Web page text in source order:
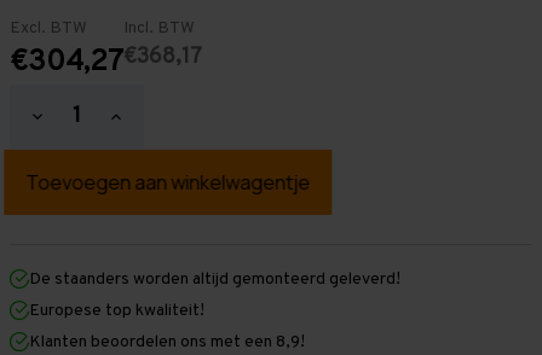
Excl. BTW
€304,27
Incl. BTW
€368,17
Hoeveelheid
verlagen
Grootvakstelling
mm
mm
x
400
mm
Hoeveelheid
verhogen
Grootvakstelling
mm
mm
400
mm
De staanders worden altijd gemonteerd geleverd!
Europese top kwaliteit!
Klanten beoordelen ons met een 8,9!